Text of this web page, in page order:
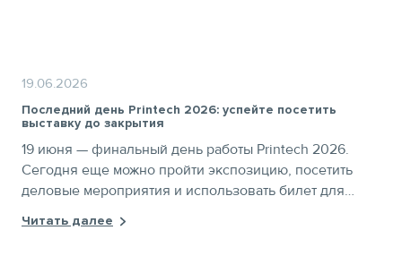
19.06.2026
Последний день Printech 2026: успейте посетить
выставку до закрытия
19 июня — финальный день работы Printech 2026.
Сегодня еще можно пройти экспозицию, посетить
деловые мероприятия и использовать билет для
Получите бесплатный билет по промокоду PTNEWS
Читать далее